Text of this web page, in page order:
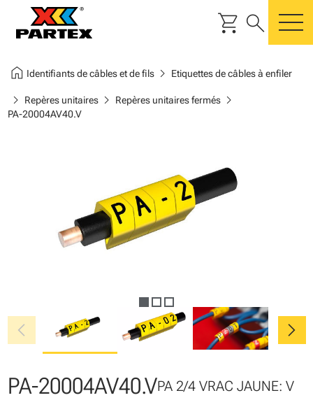
shopping_cart search
home Identifiants de câbles et de filschevron_right Etiquettes de câbles à enfiler
chevron_right Repères unitaireschevron_right Repères unitaires ferméschevron_right
PA-20004AV40.V
chevron_left chevron_right
PA-20004AV40.VPA 2/4 VRAC JAUNE: V